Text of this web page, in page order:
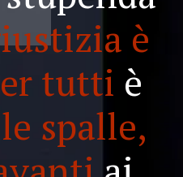
è
tutti è
spalle,